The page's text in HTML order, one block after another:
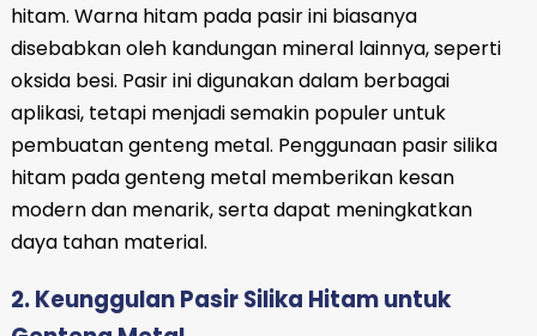
hitam. Warna hitam pada pasir ini biasanya
disebabkan oleh kandungan mineral lainnya, seperti
oksida besi. Pasir ini digunakan dalam berbagai
aplikasi, tetapi menjadi semakin populer untuk
pembuatan genteng metal. Penggunaan pasir silika
hitam pada genteng metal memberikan kesan
modern dan menarik, serta dapat meningkatkan
daya tahan material.
2. Keunggulan Pasir Silika Hitam untuk